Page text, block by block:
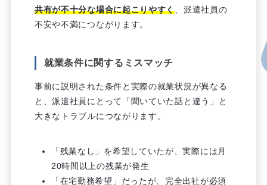
共有が不十分な場合に起こりやすく、派遣社員の
不安や不満につながります。
就業条件に関するミスマッチ
事前に説明された条件と実際の就業状況が異なる
と、派遣社員にとって「聞いていた話と違う」と
大きなトラブルにつながります。
「残業なし」を希望していたが、実際には月
20時間以上の残業が発生
「在宅勤務希望」だったが、完全出社が必須